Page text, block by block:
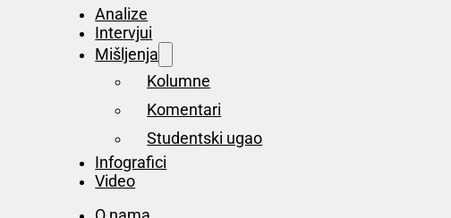
Analize
Intervjui
Mišljenja
Kolumne
Komentari
Studentski ugao
Infografici
Video